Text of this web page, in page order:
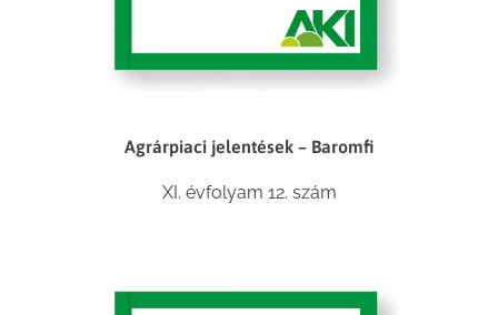
Agrárpiaci jelentések – Baromfi
XI. évfolyam 12. szám